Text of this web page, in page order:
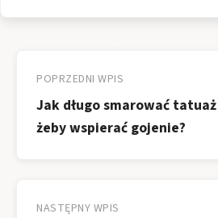
wpisu
POPRZEDNI WPIS
Jak długo smarować
żeby wspierać gojenie?
NASTĘPNY WPIS